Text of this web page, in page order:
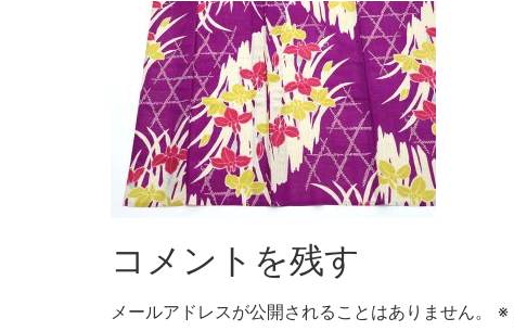
コメントを残す
メールアドレスが公開されることはありません。 ※